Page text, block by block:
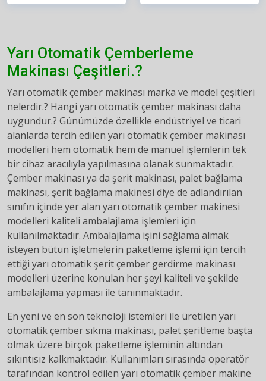
Yarı Otomatik Çemberleme
Makinası Çeşitleri.?
Yarı otomatik çember makinası marka ve model çeşitleri
nelerdir.? Hangi yarı otomatik çember makinası daha
uygundur.? Günümüzde özellikle endüstriyel ve ticari
alanlarda tercih edilen yarı otomatik çember makinası
modelleri hem otomatik hem de manuel işlemlerin tek
bir cihaz aracılıyla yapılmasına olanak sunmaktadır.
Çember makinası ya da şerit makinası, palet bağlama
makinası, şerit bağlama makinesi diye de adlandırılan
sınıfın içinde yer alan yarı otomatik çember makinesi
modelleri kaliteli ambalajlama işlemleri için
kullanılmaktadır. Ambalajlama işini sağlama almak
isteyen bütün işletmelerin paketleme işlemi için tercih
ettiği yarı otomatik şerit çember gerdirme makinası
modelleri üzerine konulan her şeyi kaliteli ve şekilde
ambalajlama yapması ile tanınmaktadır.
En yeni ve en son teknoloji istemleri ile üretilen yarı
otomatik çember sıkma makinası, palet şeritleme başta
olmak üzere birçok paketleme işleminin altından
sıkıntısız kalkmaktadır. Kullanımları sırasında operatör
tarafından kontrol edilen yarı otomatik çember makine